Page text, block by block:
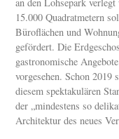
15.000 Quadratmetern
Büroflächen und
gefördert. Die
gastronomische
vorgesehen. Schon
diesem spektakulären
der „mindestens so
Architektur des neues